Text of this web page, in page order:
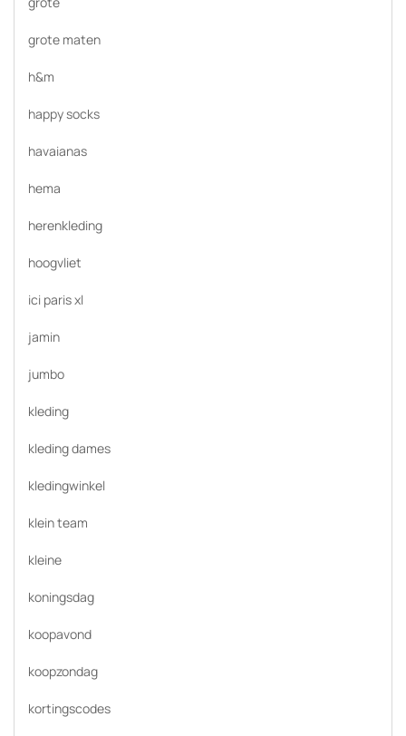
grote maten
h&m
happy socks
havaianas
hema
herenkleding
hoogvliet
ici paris xl
jamin
jumbo
kleding
kleding dames
kledingwinkel
klein team
kleine
koningsdag
koopavond
koopzondag
kortingscodes